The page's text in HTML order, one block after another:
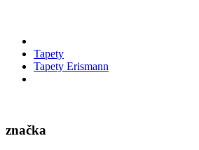
Tapety
Tapety Erismann
značka